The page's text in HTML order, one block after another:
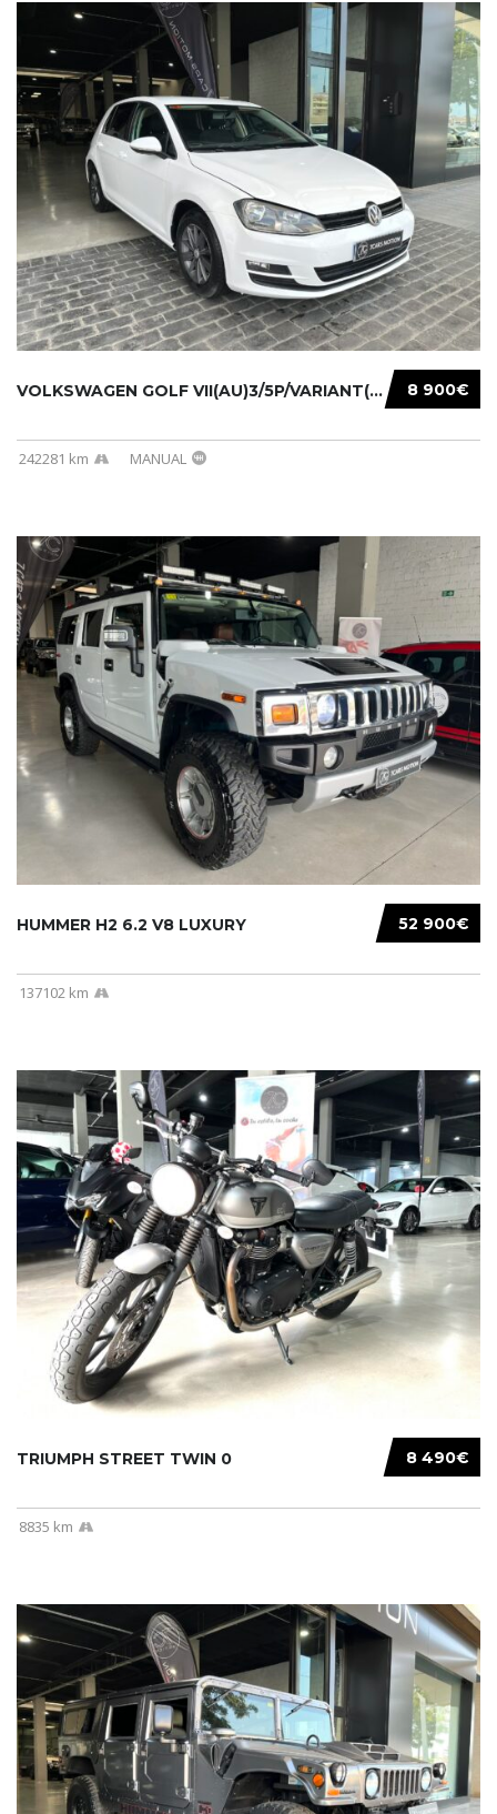
8 900€
VOLKSWAGEN GOLF VII(AU)3/5P/VARIANT(12-16 20...
242281 km MANUAL
52 900€
HUMMER H2 6.2 V8 LUXURY
137102 km
8 490€
TRIUMPH STREET TWIN 0
8835 km